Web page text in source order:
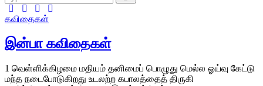
கவிதைகள்
இன்பா கவிதைகள்
1 வெள்ளிக்கிழமை மதியம் தனிமைப் பொழுது மெல்ல ஓய்வு கேட்டு
மந்த நடைபோடுகிறது உடலற்ற கபாலத்தைத் திருகி